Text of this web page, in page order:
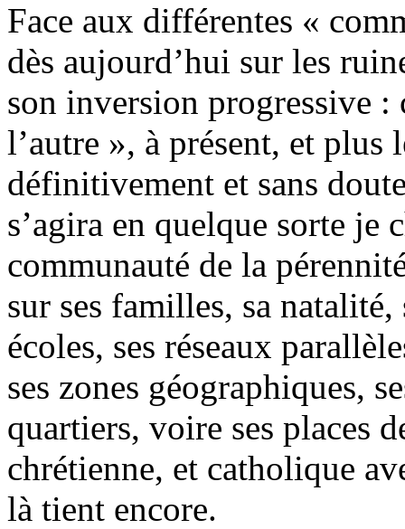
Face aux différentes «
dès aujourd’hui sur les
son inversion progressive :
l’autre », à présent, et
définitivement et sans
s’agira en quelque sorte je
communauté de la
sur ses familles, sa
écoles, ses réseaux
ses zones géographiques,
quartiers, voire ses places
chrétienne, et catholique
là tient encore.